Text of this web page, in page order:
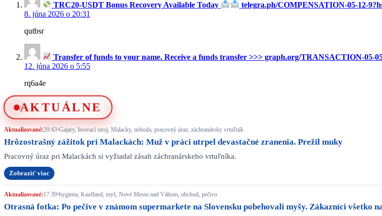
TRC20-USDT Bonus Recovery Available Today telegra.ph/COMPENSATION-05-12-
8. júna 2026 o 20:31
qutbsr
Transfer of funds to your name. Receive a funds transfer >>> graph.org/TRANSACTION-05-
12. júna 2026 o 5:55
rq6a4e
AKTUÁLNE
Aktualizované:20:43•Gajary, lisovací stroj, Malacky, nehoda, pracovný úraz, záchranársky vrtuľník
Hrôzostrašný zážitok pri Malackách: Muž v práci utrpel devastačné zranenia. Prežil muky
Pracovný úraz pri Malackách si vyžiadal zásah záchranárskeho vrtuľníka.
Zobraziť viac
Aktualizované:17:39•hygiena, Kaufland, myš, Nové Mesto nad Váhom, obchod, pečivo
Otrasná fotka: Po pečive v známom supermarkete na Slovensku pobehovali myšy. Zákazníci všetko